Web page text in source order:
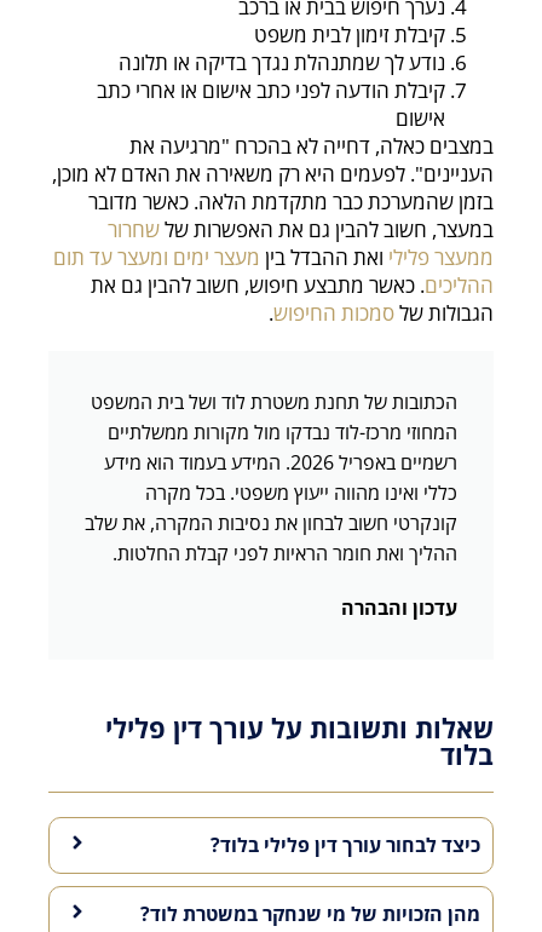
נערך חיפוש בבית או ברכב
קיבלת זימון לבית משפט
נודע לך שמתנהלת נגדך בדיקה או תלונה
קיבלת הודעה לפני כתב אישום או אחרי כתב
אישום
במצבים כאלה, דחייה לא בהכרח "מרגיעה את
העניינים". לפעמים היא רק משאירה את האדם לא מוכן,
בזמן שהמערכת כבר מתקדמת הלאה. כאשר מדובר
במעצר, חשוב להבין גם את האפשרות שלשחרור
ממעצר פלילי ואת ההבדל בין מעצר ימים ומעצר עד תום
ההליכים. כאשר מתבצע חיפוש, חשוב להבין גם את
הגבולות שלסמכות החיפוש.
הכתובות של תחנת משטרת לוד ושל בית המשפט
המחוזי מרכז-לוד נבדקו מול מקורות ממשלתיים
רשמיים באפריל 2026. המידע בעמוד הוא מידע
כללי ואינו מהווה ייעוץ משפטי. בכל מקרה
קונקרטי חשוב לבחון את נסיבות המקרה, את שלב
ההליך ואת חומר הראיות לפני קבלת החלטות.
עדכון והבהרה
שאלות ותשובות על עורך דין פלילי
בלוד
כיצד לבחור עורך דין פלילי בלוד?
מהן הזכויות של מי שנחקר במשטרת לוד?